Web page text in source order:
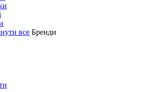
все Бренди